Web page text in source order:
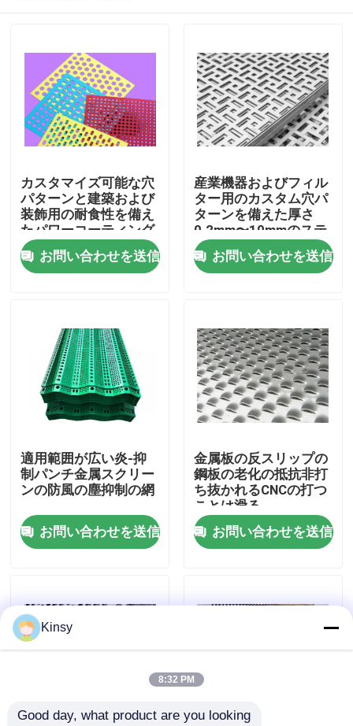
家へ
VRショー
わたしたち に つい て
工場 ツアー
品質管理
ニュース
編まれた金網スクリーン
カスタマイズ可能な穴
パターンと建築および
装飾用の耐食性を備え
たパワーコーティング
されたパンチングメタ
ルシート
お問い合わせを送信
産業機器およびフィル
ター用のカスタム穴パ
ターンを備えた厚さ
0.2mm〜10mmのステ
ンレス鋼パンチングメ
タルシート
お問い合わせを送信
適用範囲が広い炎-抑
制パンチ金属スクリー
ンの防風の塵抑制の網
お問い合わせを送信
金属板の反スリップの
鋼板の老化の抵抗非打
ち抜かれるCNCの打つ
ことは滑る
お問い合わせを送信
Kinsy
8:32 PM
Good day, what product are you looking